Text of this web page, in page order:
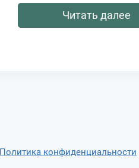
Читать далее
Политика конфиденциальности